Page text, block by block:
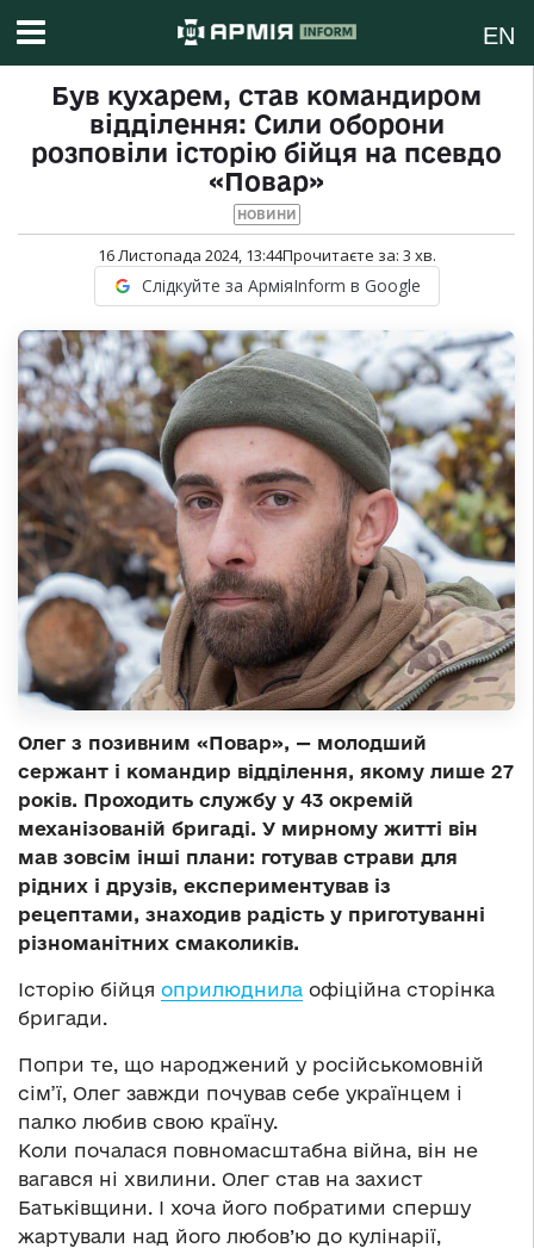
EN
Був кухарем, став командиром
відділення: Сили оборони
розповіли історію бійця на псевдо
«Повар»
НОВИНИ
16 Листопада 2024, 13:44Прочитаєте за: 3 хв.
Слідкуйте за АрміяInform в Google
Олег з позивним «Повар», — молодший
сержант і командир відділення, якому лише 27
років. Проходить службу у 43 окремій
механізованій бригаді. У мирному житті він
мав зовсім інші плани: готував страви для
рідних і друзів, експериментував із
рецептами, знаходив радість у приготуванні
різноманітних смаколиків.
Історію бійця оприлюднила офіційна сторінка
бригади.
Попри те, що народжений у російськомовній
сім’ї, Олег завжди почував себе українцем і
палко любив свою країну.
Коли почалася повномасштабна війна, він не
вагався ні хвилини. Олег став на захист
Батьківщини. І хоча його побратими спершу
жартували над його любов’ю до кулінарії,